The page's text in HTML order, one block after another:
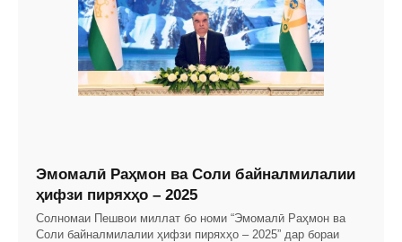
Эмомалӣ Раҳмон ва Соли байналмилалии
ҳифзи пиряхҳо – 2025
Солномаи Пешвои миллат бо номи “Эмомалӣ Раҳмон ва
Соли байналмилалии ҳифзи пиряхҳо – 2025” дар бораи